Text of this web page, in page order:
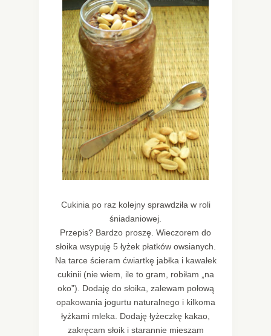
Cukinia po raz kolejny sprawdziła w roli
śniadaniowej.
Przepis? Bardzo proszę. Wieczorem do
słoika wsypuję 5 łyżek płatków owsianych.
Na tarce ścieram ćwiartkę jabłka i kawałek
cukinii (nie wiem, ile to gram, robiłam „na
oko”). Dodaję do słoika, zalewam połową
opakowania jogurtu naturalnego i kilkoma
łyżkami mleka. Dodaję łyżeczkę kakao,
zakręcam słoik i starannie mieszam